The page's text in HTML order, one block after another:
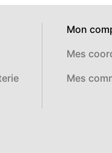
Mon
Mes
Mes